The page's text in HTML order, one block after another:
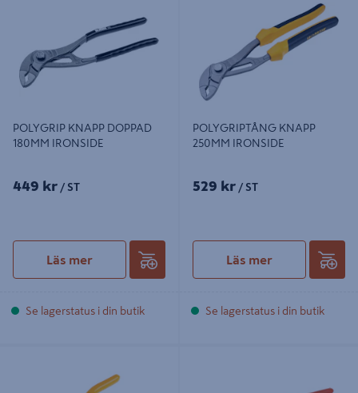
POLYGRIP KNAPP DOPPAD
180MM IRONSIDE
449 kr / ST
Läs mer
Se lagerstatus i din butik
POLYGRIPTÅNG KNAPP
250MM IRONSIDE
529 kr / ST
Läs mer
Se lagerstatus i din butik